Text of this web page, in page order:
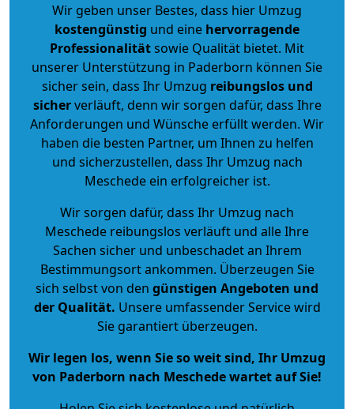
Wir geben unser Bestes, dass hier Umzug
kostengünstig und eine hervorragende
Professionalitätsowie Qualität bietet. Mit
unserer Unterstützung in Paderborn können Sie
sicher sein, dass Ihr Umzug reibungslos und
sicherverläuft, denn wir sorgen dafür, dass Ihre
Anforderungen und Wünsche erfüllt werden. Wir
haben die besten Partner, um Ihnen zu helfen
und sicherzustellen, dass Ihr Umzug nach
Meschede ein erfolgreicher ist.
Wir sorgen dafür, dass Ihr Umzug nach
Meschede reibungslos verläuft und alle Ihre
Sachen sicher und unbeschadet an Ihrem
Bestimmungsort ankommen. Überzeugen Sie
sich selbst von den günstigen Angeboten und
der Qualität. Unsere umfassender Service wird
Sie garantiert überzeugen.
Wir legen los, wenn Sie so weit sind, Ihr Umzug
von Paderborn nach Meschede wartet auf Sie!